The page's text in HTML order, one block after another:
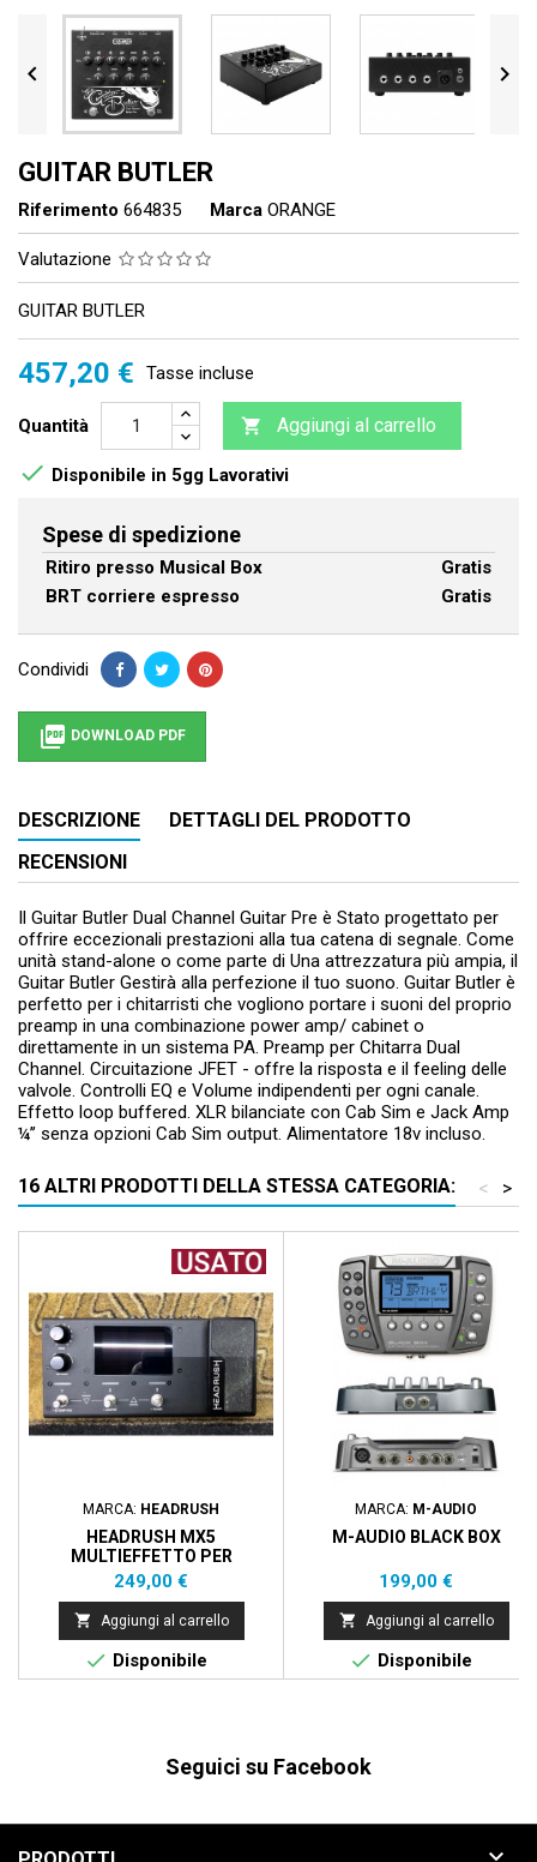
 
GUITAR BUTLER
Riferimento 664835 Marca ORANGE
Valutazione
GUITAR BUTLER
457,20 € Tasse incluse
Quantità  Aggiungi al carrello
 Disponibile in 5gg Lavorativi
Spese di spedizione
Ritiro presso Musical Box
Gratis
BRT corriere espresso
Gratis
Condividi
 DOWNLOAD PDF
DESCRIZIONE
DETTAGLI DEL PRODOTTO
RECENSIONI
Il Guitar Butler Dual Channel Guitar Pre è Stato progettato per
offrire eccezionali prestazioni alla tua catena di segnale. Come
unità stand-alone o come parte di Una attrezzatura più ampia, il
Guitar Butler Gestirà alla perfezione il tuo suono. Guitar Butler è
perfetto per i chitarristi che vogliono portare i suoni del proprio
preamp in una combinazione power amp/ cabinet o
direttamente in un sistema PA. Preamp per Chitarra Dual
Channel. Circuitazione JFET - offre la risposta e il feeling delle
valvole. Controlli EQ e Volume indipendenti per ogni canale.
Effetto loop buffered. XLR bilanciate con Cab Sim e Jack Amp
¼’’ senza opzioni Cab Sim output. Alimentatore 18v incluso.
16 ALTRI PRODOTTI DELLA STESSA CATEGORIA: >
<
MARCA: HEADRUSH
HEADRUSH MX5
MULTIEFFETTO PER
CHITARRA
Prezzo
249,00 €
 Aggiungi al carrello
 Disponibile
MARCA: M-AUDIO
M-AUDIO BLACK BOX
Prezzo
199,00 €
 Aggiungi al carrello
 Disponibile
Seguici su Facebook